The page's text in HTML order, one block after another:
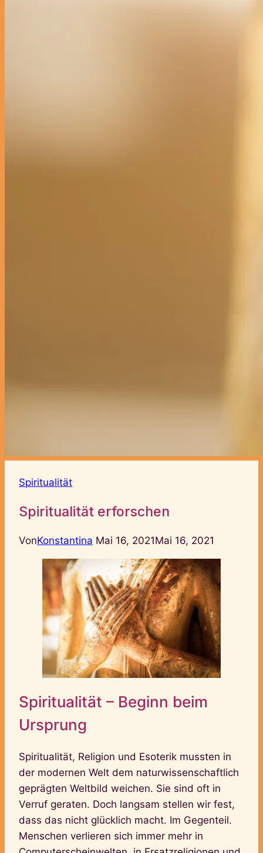
Spiritualität
Spiritualität erforschen
VonKonstantina Mai 16, 2021Mai 16, 2021
Spiritualität – Beginn beim
Ursprung
Spiritualität, Religion und Esoterik mussten in
der modernen Welt dem naturwissenschaftlich
geprägten Weltbild weichen. Sie sind oft in
Verruf geraten. Doch langsam stellen wir fest,
dass das nicht glücklich macht. Im Gegenteil.
Menschen verlieren sich immer mehr in